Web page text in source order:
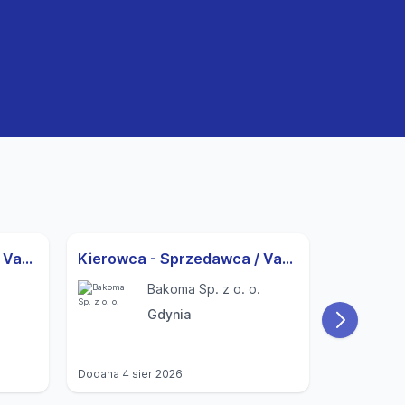
Kierowca - Sprzedawca / Vanseller (prawo jazdy kat. C) [K/M/N] Kierowca - Sprzedawca / Vanseller (prawo jazdy kat. C) [K/M/N]
Bakoma Sp. z o. o.
Gdynia
Dodana 4 sier 2026